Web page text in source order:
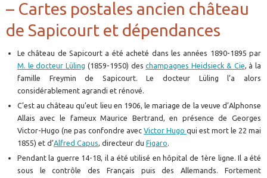
– Cartes postales ancien château
de Sapicourt et dépendances
Le château de Sapicourt a été acheté dans les années 1890-1895 par
M. le docteur Lüling (1859-1950) deschampagnes Heidsieck & Cie, à la
famille Freymin de Sapicourt. Le docteur Lüling l’a alors
considérablement agrandi et rénové.
C’est au château qu’eut lieu en 1906, le mariage de la veuve d’Alphonse
Allais avec le fameux Maurice Bertrand, en présence de Georges
Victor-Hugo (ne pas confondre avec Victor Hugo qui est mort le 22 mai
1855) et d’Alfred Capus, directeur du Figaro.
Pendant la guerre 14-18, il a été utilisé en hôpital de 1ère ligne. Il a été
sous le contrôle des Français puis des Allemands. Fortement